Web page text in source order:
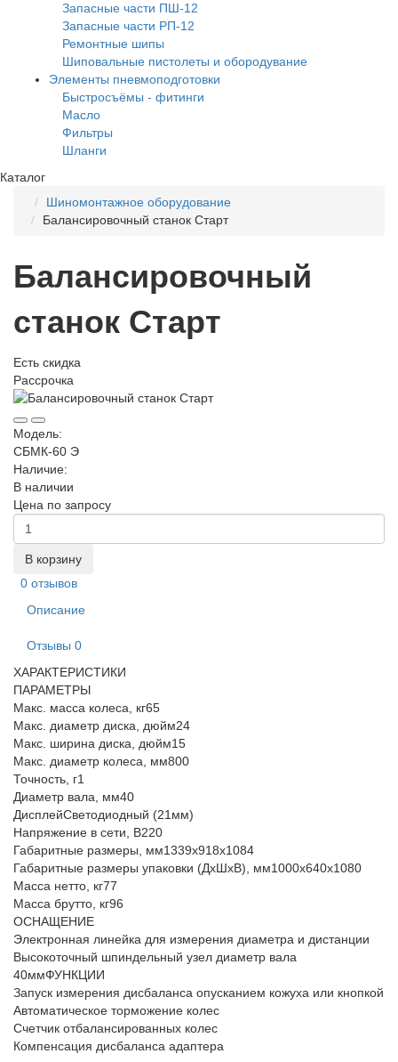
Запасные части ПШ-12
Запасные части РП-12
Ремонтные шипы
Шиповальные пистолеты и обородувание
Элементы пневмоподготовки
Быстросъёмы - фитинги
Масло
Фильтры
Шланги
Каталог
Шиномонтажное оборудование
Балансировочный станок Старт
Балансировочный
станок Старт
Есть скидка
Рассрочка
Модель:
СБМК-60 Э
Наличие:
В наличии
Цена по запросу
В корзину
0 отзывов
Описание
Отзывы 0
ХАРАКТЕРИСТИКИ
ПАРАМЕТРЫ
Макс. масса колеса, кг65
Макс. диаметр диска, дюйм24
Макс. ширина диска, дюйм15
Макс. диаметр колеса, мм800
Точность, г1
Диаметр вала, мм40
ДисплейСветодиодный (21мм)
Напряжение в сети, В220
Габаритные размеры, мм1339х918х1084
Габаритные размеры упаковки (ДхШхВ), мм1000х640х1080
Масса нетто, кг77
Масса брутто, кг96
ОСНАЩЕНИЕ
Электронная линейка для измерения диаметра и дистанции
Высокоточный шпиндельный узел диаметр вала
40ммФУНКЦИИ
Запуск измерения дисбаланса опусканием кожуха или кнопкой
Автоматическое торможение колес
Счетчик отбалансированных колес
Компенсация дисбаланса адаптера